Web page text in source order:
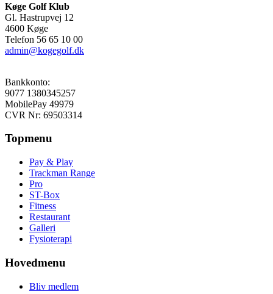
Køge Golf Klub
Gl. Hastrupvej 12
4600 Køge
Telefon 56 65 10 00
admin@kogegolf.dk
Bankkonto:
9077 1380345257
MobilePay 49979
CVR Nr: 69503314
Topmenu
Pay & Play
Trackman Range
Pro
ST-Box
Fitness
Restaurant
Galleri
Fysioterapi
Hovedmenu
Bliv medlem